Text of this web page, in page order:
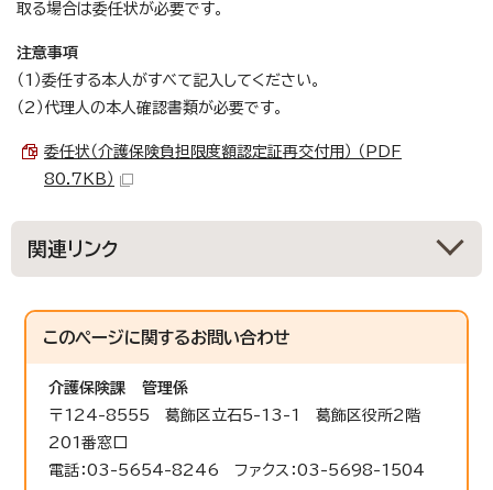
取る場合は委任状が必要です。
注意事項
（1）委任する本人がすべて記入してください。
（2）代理人の本人確認書類が必要です。
委任状（介護保険負担限度額認定証再交付用） （PDF
80.7KB）
関連リンク
このページに関するお問い合わせ
介護保険課
管理係
〒124-8555 葛飾区立石5-13-1 葛飾区役所2階
201番窓口
電話：03-5654-8246 ファクス：03-5698-1504